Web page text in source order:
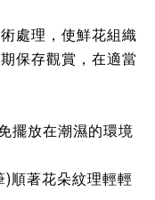
處理，使鮮花組織
保存觀賞，在適當
擺放在潮濕的環境
)順著花朵紋理輕輕